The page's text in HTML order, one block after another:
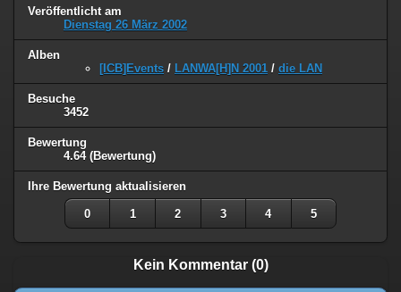
Veröffentlicht am
Dienstag 26 März 2002
Alben
[ICB]Events / LANWA[H]N 2001 / die LAN
Besuche
3452
Bewertung
4.64 (Bewertung)
Ihre Bewertung aktualisieren
0 1 2 3 4 5
Kein Kommentar (0)